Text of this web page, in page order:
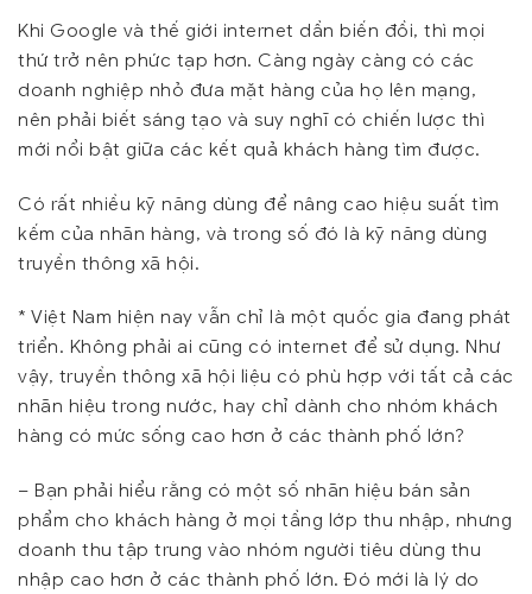
Khi Google và thế giới internet dần biến đồi, thì mọi
thứ trở nên phức tạp hơn. Càng ngày càng có các
doanh nghiệp nhỏ đưa mặt hàng của họ lên mạng,
nên phải biết sáng tạo và suy nghĩ có chiến lược thì
mới nổi bật giữa các kết quả khách hàng tìm được.
Có rất nhiều kỹ năng dùng để nâng cao hiệu suất tìm
kếm của nhãn hàng, và trong số đó là kỹ năng dùng
truyền thông xã hội.
* Việt Nam hiện nay vẫn chỉ là một quốc gia đang phát
triển. Không phải ai cũng có internet để sử dụng. Như
vậy, truyền thông xã hội liệu có phù hợp với tất cả các
nhãn hiệu trong nước, hay chỉ dành cho nhóm khách
hàng có mức sống cao hơn ở các thành phố lớn?
– Bạn phải hiểu rằng có một số nhãn hiệu bán sản
phẩm cho khách hàng ở mọi tầng lớp thu nhập, nhưng
doanh thu tập trung vào nhóm người tiêu dùng thu
nhập cao hơn ở các thành phố lớn. Đó mới là lý do